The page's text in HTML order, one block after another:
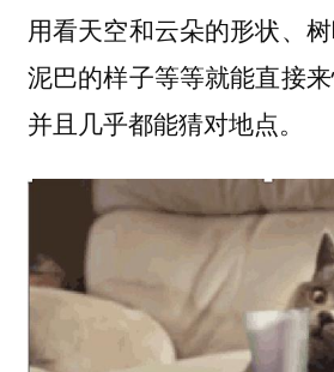
用看天空和云朵的形状、
泥巴的样子等等就能直接
并且几乎都能猜对地点。